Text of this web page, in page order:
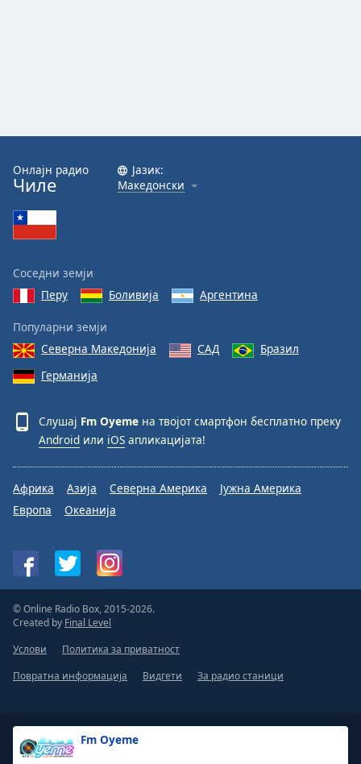
Fm Oyeme
Онлајн радио
Чиле
Јазик:
Македонски
Соседни земји
Перу
Боливија Аргентина
Популарни земји
Северна Македонија
САД
Бразил
Германија
Слушај Fm Oyeme на твојот смартфон бесплатно преку
Android или iOS апликацијата!
Африка Азија Северна Америка
Јужна Америка
Европа
Океанија
© Online Radio Box, 2015-2026.
Created by Final Level
Услови
Политика за приватност
Повратна информација
Видгети За радио станици